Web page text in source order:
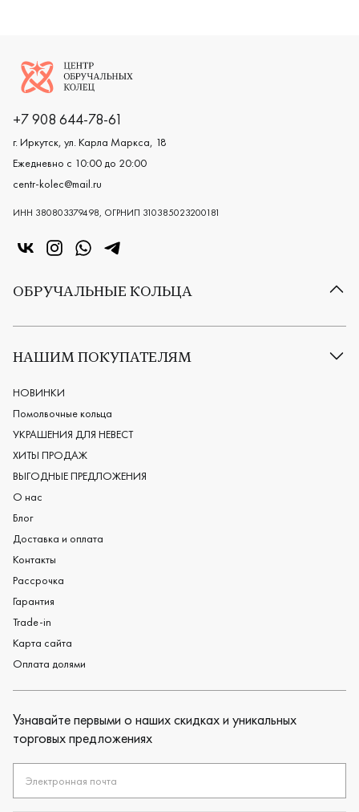
Логотип компании
+7 908 644-78-61
г. Иркутск, ул. Карла Маркса, 18
Ежедневно с 10:00 до 20:00
centr-kolec@mail.ru
ИНН 380803379498, ОГРНИП 310385023200181
«Центр колец» в VK
«Центр колец» в Instagram
«Центр колец» в Whatsapp
«Центр колец» в Telegram
ОБРУЧАЛЬНЫЕ КОЛЬЦА
Все обручальные кольца
Европейские обручальные кольца
Мужские обручальные кольца
Женские обручальные кольца
Обручальные кольца из платины
Дизайнерские обручальные кольца
Черные обручальные кольца
НАШИМ ПОКУПАТЕЛЯМ
НОВИНКИ
Помолвочные кольца
УКРАШЕНИЯ ДЛЯ НЕВЕСТ
ХИТЫ ПРОДАЖ
ВЫГОДНЫЕ ПРЕДЛОЖЕНИЯ
О нас
Блог
Доставка и оплата
Контакты
Рассрочка
Гарантия
Trade-in
Карта сайта
Оплата долями
Узнавайте первыми о наших скидках и уникальных
торговых предложениях
Электронная почта